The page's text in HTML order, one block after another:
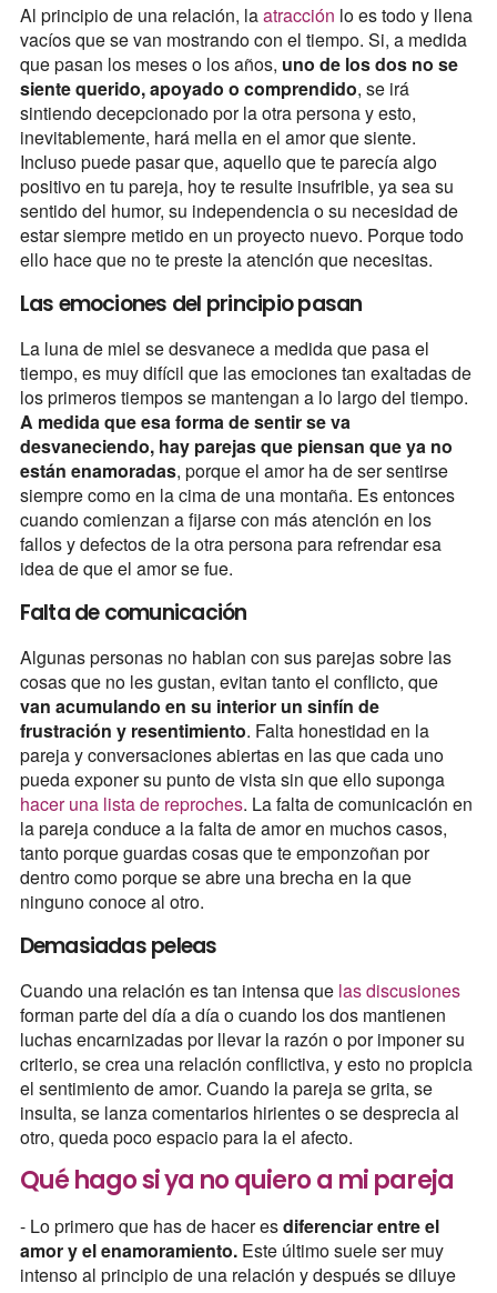
Al principio de una relación, laatracción lo es todo y llena
vacíos que se van mostrando con el tiempo. Si, a medida
que pasan los meses o los años, uno de los dos no se
siente querido, apoyado o comprendido, se irá
sintiendo decepcionado por la otra persona y esto,
inevitablemente, hará mella en el amor que siente.
Incluso puede pasar que, aquello que te parecía algo
positivo en tu pareja, hoy te resulte insufrible, ya sea su
sentido del humor, su independencia o su necesidad de
estar siempre metido en un proyecto nuevo. Porque todo
ello hace que no te preste la atención que necesitas.
Las emociones del principio pasan
La luna de miel se desvanece a medida que pasa el
tiempo, es muy difícil que las emociones tan exaltadas de
los primeros tiempos se mantengan a lo largo del tiempo.
A medida que esa forma de sentir se va
desvaneciendo, hay parejas que piensan que ya no
están enamoradas, porque el amor ha de ser sentirse
siempre como en la cima de una montaña. Es entonces
cuando comienzan a fijarse con más atención en los
fallos y defectos de la otra persona para refrendar esa
idea de que el amor se fue.
Falta de comunicación
Algunas personas no hablan con sus parejas sobre las
cosas que no les gustan, evitan tanto el conflicto, que
van acumulando en su interior un sinfín de
frustración y resentimiento. Falta honestidad en la
pareja y conversaciones abiertas en las que cada uno
pueda exponer su punto de vista sin que ello suponga
hacer una lista de reproches. La falta de comunicación en
la pareja conduce a la falta de amor en muchos casos,
tanto porque guardas cosas que te emponzoñan por
dentro como porque se abre una brecha en la que
ninguno conoce al otro.
Demasiadas peleas
Cuando una relación es tan intensa que las discusiones
forman parte del día a día o cuando los dos mantienen
luchas encarnizadas por llevar la razón o por imponer su
criterio, se crea una relación conflictiva, y esto no propicia
el sentimiento de amor. Cuando la pareja se grita, se
insulta, se lanza comentarios hirientes o se desprecia al
otro, queda poco espacio para la el afecto.
Qué hago si ya no quiero a mi pareja
- Lo primero que has de hacer esdiferenciar entre el
amor y el enamoramiento.Este último suele ser muy
intenso al principio de una relación y después se diluye